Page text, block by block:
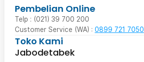
Pembelian Online
Telp : (021) 39 700 200
Customer Service (WA) : 0899 721 7050
Toko Kami
Jabodetabek